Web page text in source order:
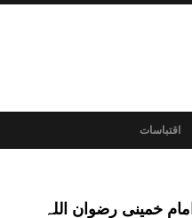
اقتباسات
خمینی رضوان اللہ